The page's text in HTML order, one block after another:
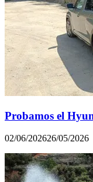
Probamos el
02/06/202626/05/2026